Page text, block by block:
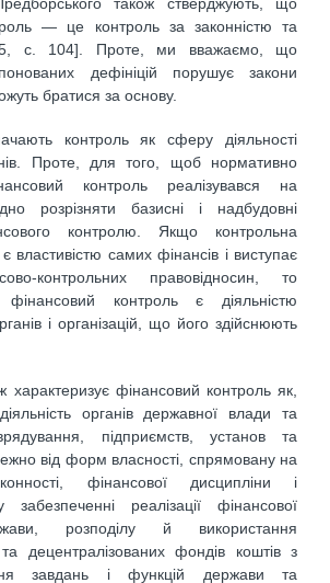
— це контроль за законністю та
с. 104]. Проте, ми вважаємо, що
дефініцій порушує закони
братися за основу.
контроль як сферу діяльності
Проте, для того, щоб нормативно
контроль реалізувався на
розрізняти базисні і надбудовні
контролю. Якщо контрольна
властивістю самих фінансів і виступає
контрольних правовідносин, то
фінансовий контроль є діяльністю
і організацій, що його здійснюють
фінансовий контроль як,
органів державної влади та
підприємств, установ та
від форм власності, спрямовану на
фінансової дисципліни і
забезпеченні реалізації фінансової
розподілу й використання
та децентралізованих фондів коштів з
завдань і функцій держави та